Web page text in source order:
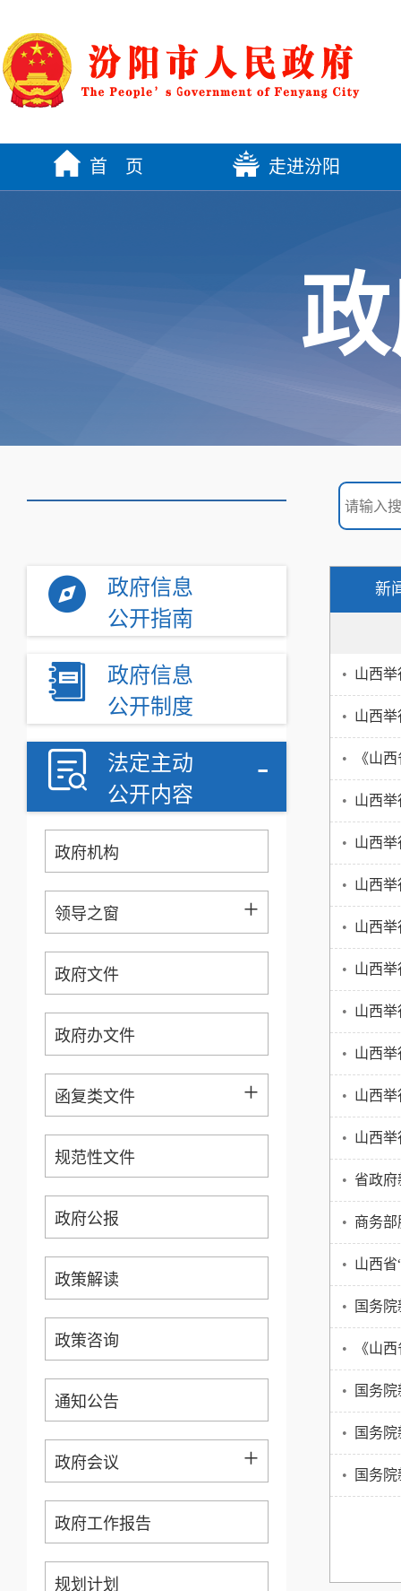
首 页 走进汾阳
政府信息
公开指南
政府信息
公开制度
法定主动
公开内容
-
政府机构
领导之窗 +
政府文件
政府办文件
函复类文件 +
规范性文件
政府公报
政策解读
政策咨询
通知公告
政府会议 +
政府工作报告
规划计划
新
• 山西举
• 山西举
• 《山
• 山西举
• 山西举
• 山西举
• 山西举
• 山西举
• 山西
• 山西举
• 山西
• 山西举
• 省政府
• 商务
• 山西
• 国务
• 《山
• 国务
• 国务
• 国务